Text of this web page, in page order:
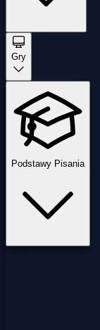
Gry
Podstawy Pisania